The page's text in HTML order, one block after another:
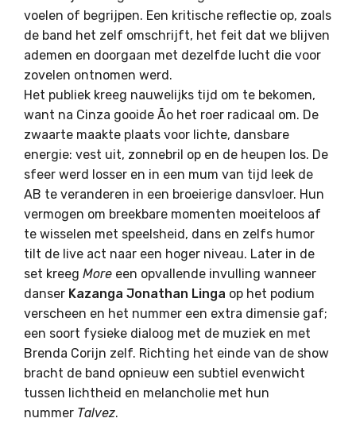
voelen of begrijpen. Een kritische reflectie op, zoals
de band het zelf omschrijft, het feit dat we blijven
ademen en doorgaan met dezelfde lucht die voor
zovelen ontnomen werd.
Het publiek kreeg nauwelijks tijd om te bekomen,
want na Cinza gooide Ão het roer radicaal om. De
zwaarte maakte plaats voor lichte, dansbare
energie: vest uit, zonnebril op en de heupen los. De
sfeer werd losser en in een mum van tijd leek de
AB te veranderen in een broeierige dansvloer. Hun
vermogen om breekbare momenten moeiteloos af
te wisselen met speelsheid, dans en zelfs humor
tilt de live act naar een hoger niveau. Later in de
set kreeg More een opvallende invulling wanneer
danser Kazanga Jonathan Linga op het podium
verscheen en het nummer een extra dimensie gaf;
een soort fysieke dialoog met de muziek en met
Brenda Corijn zelf. Richting het einde van de show
bracht de band opnieuw een subtiel evenwicht
tussen lichtheid en melancholie met hun
nummer Talvez.